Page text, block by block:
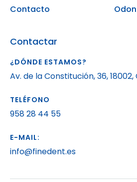
Contacto
Contactar
¿DÓNDE ESTAMOS?
Av. de la Constitución, 36,
TELÉFONO
958 28 44 55
E-MAIL:
info@finedent.es